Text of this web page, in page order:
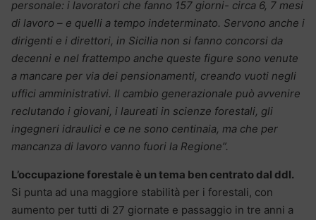
personale: i lavoratori che fanno 157 giorni- circa 6, 7 mesi
di lavoro – e quelli a tempo indeterminato. Servono anche i
dirigenti e i direttori, in Sicilia non si fanno concorsi da
decenni e nel frattempo anche queste figure sono venute
a mancare per via dei pensionamenti, creando vuoti negli
uffici amministrativi. Il cambio generazionale può avvenire
reclutando i giovani, i laureati in scienze forestali, gli
ingegneri idraulici e ce ne sono centinaia, ma che per
mancanza di lavoro vanno fuori la Regione”.
L’occupazione forestale è un tema ben centrato dal ddl.
Si punta ad una maggiore stabilità per i forestali, con
aumento per tutti di 27 giornate e passaggio in tre anni a